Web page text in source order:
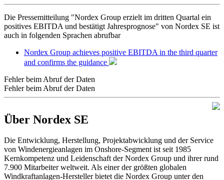
Die Pressemitteilung "Nordex Group erzielt im dritten Quartal ein
positives EBITDA und bestätigt Jahresprognose" von Nordex SE ist
auch in folgenden Sprachen abrufbar
Nordex Group achieves positive EBITDA in the third quarter
and confirms the guidance
Fehler beim Abruf der Daten
Fehler beim Abruf der Daten
Über Nordex SE
Die Entwicklung, Herstellung, Projektabwicklung und der Service
von Windenergieanlagen im Onshore-Segment ist seit 1985
Kernkompetenz und Leidenschaft der Nordex Group und ihrer rund
7.900 Mitarbeiter weltweit. Als einer der größten globalen
Windkraftanlagen-Hersteller bietet die Nordex Group unter den